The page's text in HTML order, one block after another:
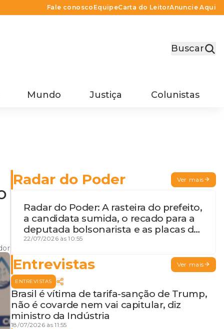
Fale conosco EquipeCarta do LeitorAnuncie Aqui
Buscar
Mundo Justiça Colunistas
Radar do Poder Ver mais
Radar do Poder: A rasteira do prefeito,
a candidata sumida, o recado para a
deputada bolsonarista e as placas da
discórdia
22/07/2026 às 10:55
Entrevistas Ver mais
ENTREVISTAS
Brasil é vítima de tarifa-sanção de Trump,
não é covarde nem vai capitular, diz
ministro da Indústria
18/07/2026 às 11:55